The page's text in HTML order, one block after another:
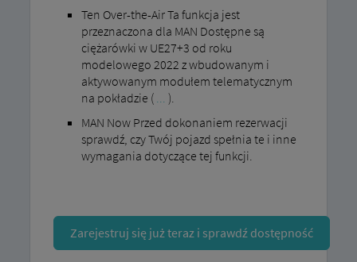
Ten Over-the-Air Ta funkcja jest
przeznaczona dla MAN Dostępne są
ciężarówki w UE27+3 od roku
modelowego 2022 z wbudowanym i
aktywowanym modułem telematycznym
na pokładzie ( ... ).
MAN Now Przed dokonaniem rezerwacji
sprawdź, czy Twój pojazd spełnia te i inne
wymagania dotyczące tej funkcji.
Zarejestruj się już teraz i sprawdź dostępność